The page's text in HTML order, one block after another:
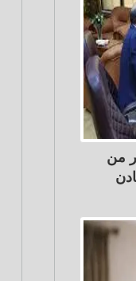
من